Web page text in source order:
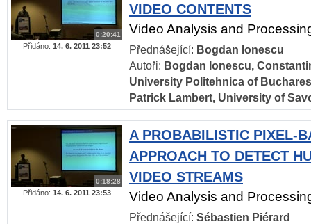
0:20:41
Přidáno: 14. 6. 2011 23:52
VIDEO CONTENTS
Video Analysis and
Přednášející: Bogdan Ionescu
Autoři: Bogdan Ionescu,
University Politehnica of
Patrick Lambert, University of
0:18:28
Přidáno: 14. 6. 2011 23:53
A PROBABILISTIC PIXEL-
APPROACH TO DETECT
VIDEO STREAMS
Video Analysis and
Přednášející: Sébastien Piérard